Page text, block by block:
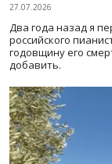
27.07.2026
Два года назад я
российского
годовщину его
добавить.